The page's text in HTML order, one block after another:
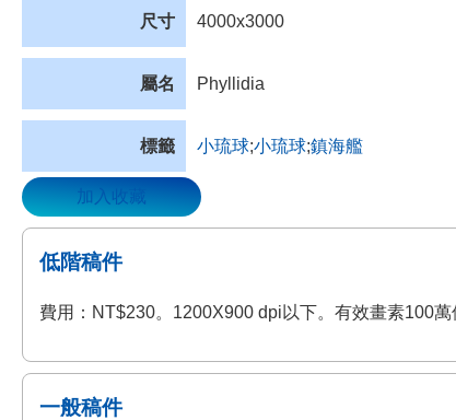
尺寸 4000x3000
屬名 Phyllidia
標籤 小琉球;小琉球;鎮海艦
加入收藏
低階稿件
費用：NT$230。1200X900 dpi以下。有效畫素100萬
一般稿件